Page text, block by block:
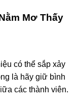
Mơ Thấy
có thể sắp xảy
là hãy giữ bình
các thành viên.